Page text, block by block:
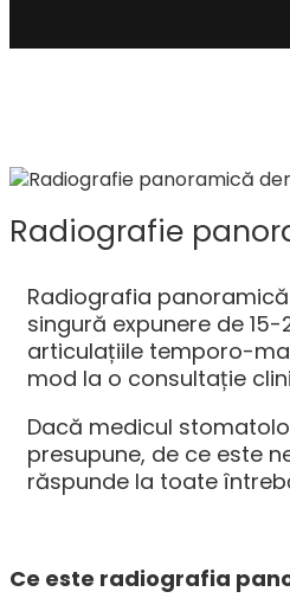
Radiografie
Radiografia
singură expunere de
articulațiile temporo-
mod la o consultație
Dacă medicul
presupune, de ce este
răspunde la toate
Ce este radiografia